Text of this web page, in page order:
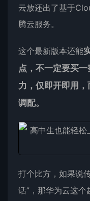
云放还出了基于
腾云服务。
这个最新版本还能
点，不一定要买
力，仅即开即用
调配。
打个比方，如果说
话”，那华为云这